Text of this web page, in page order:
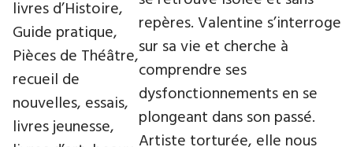
repères. Valentine s’interroge
sur sa vie et cherche à
comprendre ses
dysfonctionnements en se
plongeant dans son passé.
Artiste torturée, elle nous
livres d’Histoire,
Guide pratique,
Pièces de Théâtre,
recueil de
nouvelles, essais,
livres jeunesse,